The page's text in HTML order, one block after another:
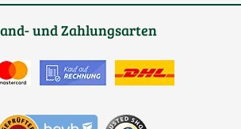
und Zahlungsarten